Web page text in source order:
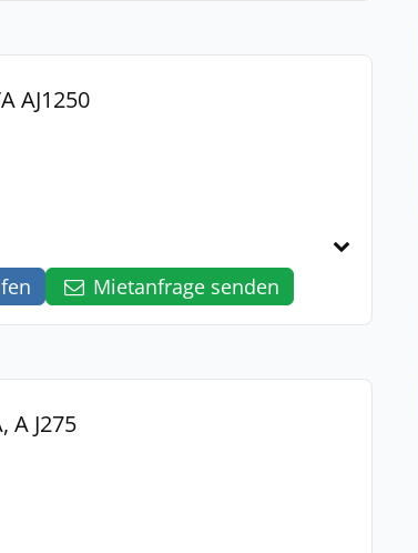
AJ1250
Mietanfrage senden
A J275